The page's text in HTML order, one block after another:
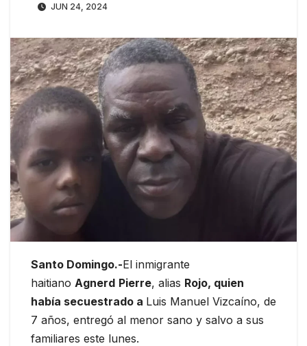
JUN 24, 2024
Santo Domingo.-El inmigrante
haitiano Agnerd Pierre, alias Rojo, quien
había secuestrado a Luis Manuel Vizcaíno, de
7 años, entregó al menor sano y salvo a sus
familiares este lunes.